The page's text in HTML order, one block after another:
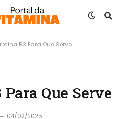
B3 Para Que Serve
Que Serve
04/02/2025